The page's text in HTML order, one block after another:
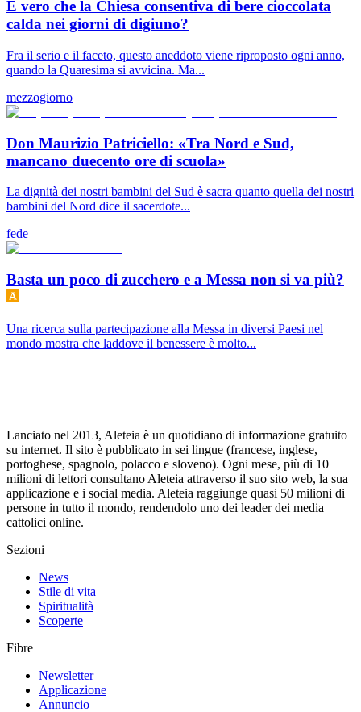
È vero che la Chiesa consentiva di bere cioccolata
calda nei giorni di digiuno?
Fra il serio e il faceto, questo aneddoto viene riproposto ogni anno,
quando la Quaresima si avvicina. Ma...
mezzogiorno
Don Maurizio Patriciello: «Tra Nord e Sud,
mancano duecento ore di scuola»
La dignità dei nostri bambini del Sud è sacra quanto quella dei nostri
bambini del Nord dice il sacerdote...
fede
Basta un poco di zucchero e a Messa non si va più?
Una ricerca sulla partecipazione alla Messa in diversi Paesi nel
mondo mostra che laddove il benessere è molto...
Lanciato nel 2013, Aleteia è un quotidiano di informazione gratuito
su internet. Il sito è pubblicato in sei lingue (francese, inglese,
portoghese, spagnolo, polacco e sloveno). Ogni mese, più di 10
milioni di lettori consultano Aleteia attraverso il suo sito web, la sua
applicazione e i social media. Aleteia raggiunge quasi 50 milioni di
persone in tutto il mondo, rendendolo uno dei leader dei media
cattolici online.
Sezioni
News
Stile di vita
Spiritualità
Scoperte
Fibre
Newsletter
Applicazione
Annuncio